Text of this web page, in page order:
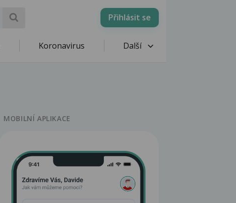
Přihlásit se
Koronavirus Další
MOBILNÍ APLIKACE